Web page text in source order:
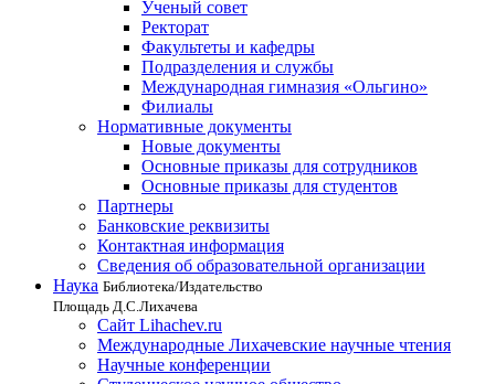
Ученый совет
Ректорат
Факультеты и кафедры
Подразделения и службы
Международная гимназия «Ольгино»
Филиалы
Нормативные документы
Новые документы
Основные приказы для сотрудников
Основные приказы для студентов
Партнеры
Банковские реквизиты
Контактная информация
Сведения об образовательной организации
Наука Библиотека/Издательство
Площадь Д.С.Лихачева
Сайт Lihachev.ru
Международные Лихачевские научные чтения
Научные конференции